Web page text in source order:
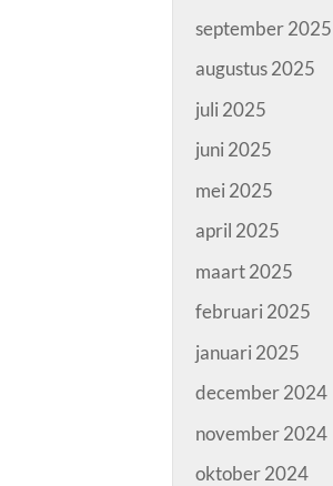
september 2025
augustus 2025
juli 2025
juni 2025
mei 2025
april 2025
maart 2025
februari 2025
januari 2025
december 2024
november 2024
oktober 2024